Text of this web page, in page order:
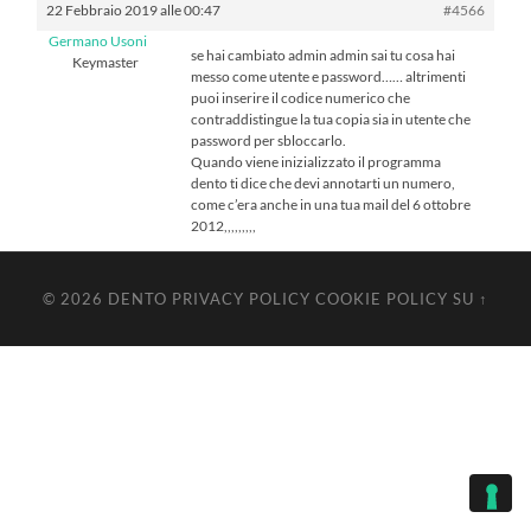
22 Febbraio 2019 alle 00:47
#4566
Germano Usoni
Keymaster
se hai cambiato admin admin sai tu cosa hai
messo come utente e password…… altrimenti
puoi inserire il codice numerico che
contraddistingue la tua copia sia in utente che
password per sbloccarlo.
Quando viene inizializzato il programma
dento ti dice che devi annotarti un numero,
come c’era anche in una tua mail del 6 ottobre
2012,,,,,,,,,
© 2026 DENTO PRIVACY POLICY COOKIE POLICY SU ↑